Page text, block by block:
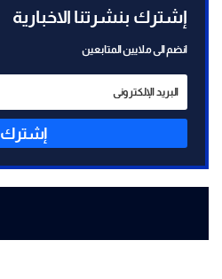
إشترك بنشرتنا الاخبارية
انضم الى ملايين المتابعين
إشترك